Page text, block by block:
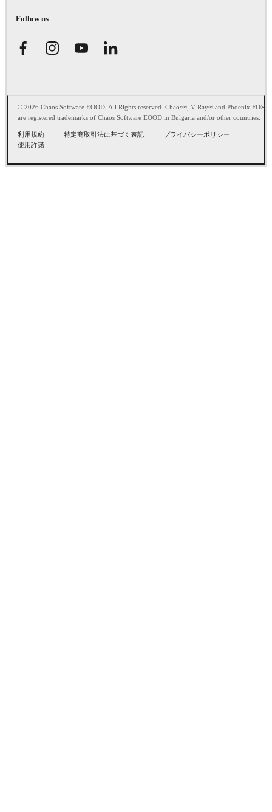
Follow us
© 2026 Chaos Software EOOD. All Rights reserved. Chaos®, V-Ray® and Phoenix FD®
are registered trademarks of Chaos Software EOOD in Bulgaria and/or other countries.
利用規約 特定商取引法に基づく表記
プライバシーポリシー
使用許諾